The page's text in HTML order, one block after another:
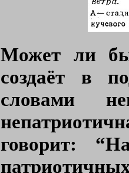
Может ли
создаёт в
словами
говорит: